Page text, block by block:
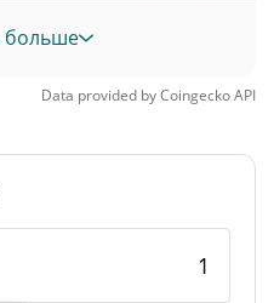
больше
Data provided byCoingeckoAPI